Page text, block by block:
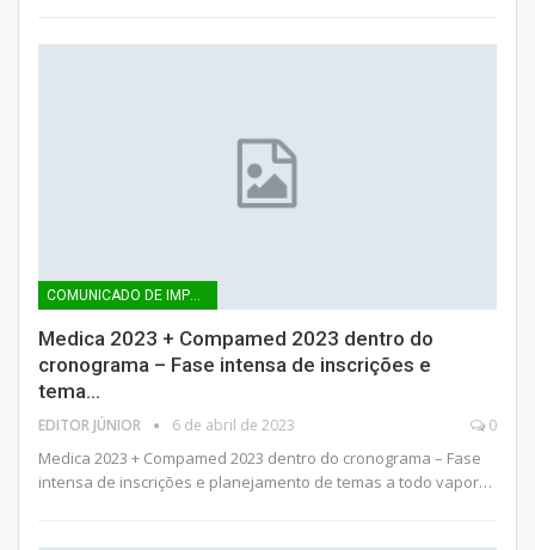
COMUNICADO DE IMPRENSA
Medica 2023 + Compamed 2023 dentro do
cronograma – Fase intensa de inscrições e
tema…
EDITOR JÚNIOR 6 de abril de 2023 0
Medica 2023 + Compamed 2023 dentro do cronograma – Fase
intensa de inscrições e planejamento de temas a todo vapor…